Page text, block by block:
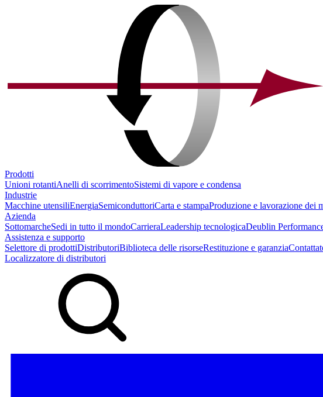
Prodotti
Unioni rotantiAnelli di scorrimentoSistemi di vapore e condensa
Industrie
Macchine utensiliEnergiaSemiconduttoriCarta e stampaProduzione e lavorazione dei
Azienda
SottomarcheSedi in tutto il mondoCarrieraLeadership tecnologicaDeublin
Assistenza e supporto
Selettore di prodottiDistributoriBiblioteca delle risorseRestituzione e garanzia
Localizzatore di distributori